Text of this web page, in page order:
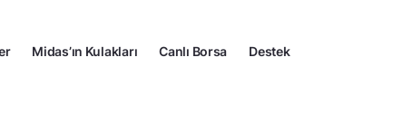
Midas’ın Kulakları Canlı Borsa Destek